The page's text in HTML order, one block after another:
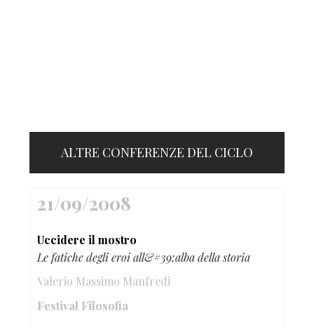
ALTRE CONFERENZE DEL CICLO
21/09/2008
Uccidere il mostro
Le fatiche degli eroi all&#39;alba della storia
Valerio Massimo Manfredi
Festival Filosofia